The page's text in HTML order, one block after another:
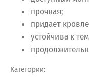
прочная;
придает
устойчива к
Категории: